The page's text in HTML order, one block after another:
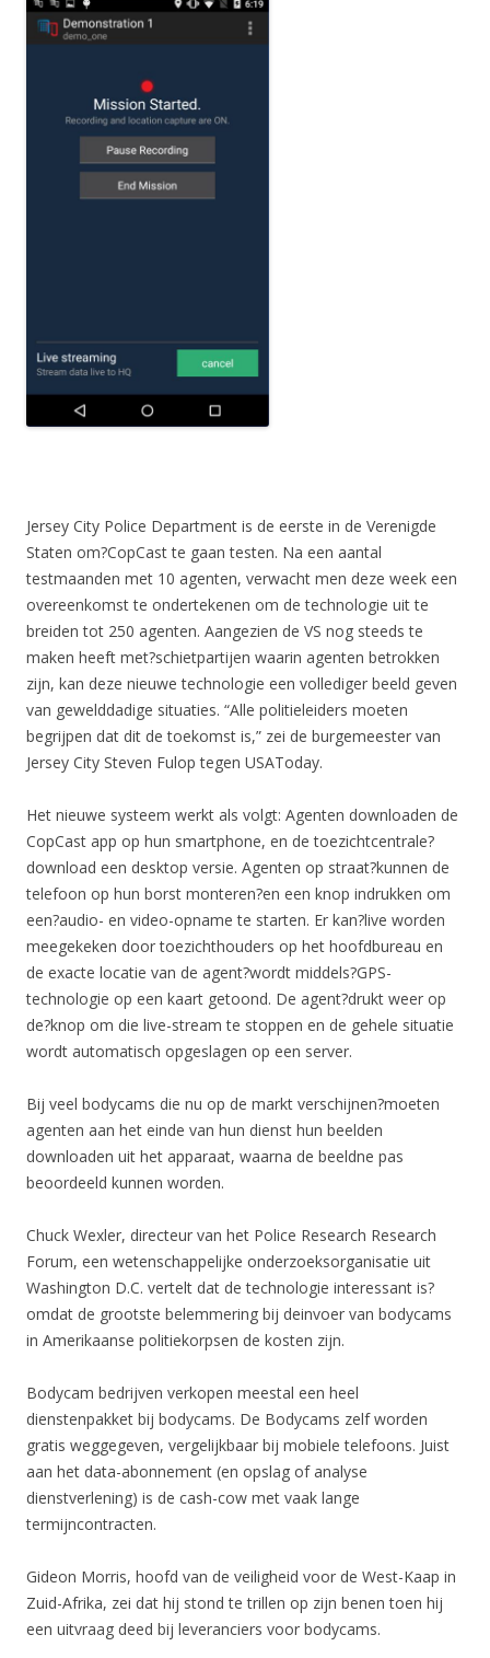
Jersey City Police Department is de eerste in de Verenigde
Staten om?CopCast te gaan testen. Na een aantal
testmaanden met 10 agenten, verwacht men deze week een
overeenkomst te ondertekenen om de technologie uit te
breiden tot 250 agenten. Aangezien de VS nog steeds te
maken heeft met?schietpartijen waarin agenten betrokken
zijn, kan deze nieuwe technologie een vollediger beeld geven
van gewelddadige situaties. “Alle politieleiders moeten
begrijpen dat dit de toekomst is,” zei de burgemeester van
Jersey City Steven Fulop tegen USAToday.
Het nieuwe systeem werkt als volgt: Agenten downloaden de
CopCast app op hun smartphone, en de toezichtcentrale?
download een desktop versie. Agenten op straat?kunnen de
telefoon op hun borst monteren?en een knop indrukken om
een?audio- en video-opname te starten. Er kan?live worden
meegekeken door toezichthouders op het hoofdbureau en
de exacte locatie van de agent?wordt middels?GPS-
technologie op een kaart getoond. De agent?drukt weer op
de?knop om die live-stream te stoppen en de gehele situatie
wordt automatisch opgeslagen op een server.
Bij veel bodycams die nu op de markt verschijnen?moeten
agenten aan het einde van hun dienst hun beelden
downloaden uit het apparaat, waarna de beeldne pas
beoordeeld kunnen worden.
Chuck Wexler, directeur van het Police Research Research
Forum, een wetenschappelijke onderzoeksorganisatie uit
Washington D.C. vertelt dat de technologie interessant is?
omdat de grootste belemmering bij deinvoer van bodycams
in Amerikaanse politiekorpsen de kosten zijn.
Bodycam bedrijven verkopen meestal een heel
dienstenpakket bij bodycams. De Bodycams zelf worden
gratis weggegeven, vergelijkbaar bij mobiele telefoons. Juist
aan het data-abonnement (en opslag of analyse
dienstverlening) is de cash-cow met vaak lange
termijncontracten.
Gideon Morris, hoofd van de veiligheid voor de West-Kaap in
Zuid-Afrika, zei dat hij stond te trillen op zijn benen toen hij
een uitvraag deed bij leveranciers voor bodycams.